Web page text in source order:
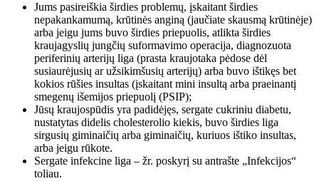
Jums pasireiškia širdies problemų, įskaitant širdies
nepakankamumą, krūtinės anginą (jaučiate skausmą krūtinėje)
arba jeigu jums buvo širdies priepuolis, atlikta širdies
kraujagyslių jungčių suformavimo operacija, diagnozuota
periferinių arterijų liga (prasta kraujotaka pėdose dėl
susiaurėjusių ar užsikimšusių arterijų) arba buvo ištikęs bet
kokios rūšies insultas (įskaitant mini insultą arba praeinantį
smegenų išemijos priepuolį (PSIP);
Jūsų kraujospūdis yra padidėjęs, sergate cukriniu diabetu,
nustatytas didelis cholesterolio kiekis, buvo širdies liga
sirgusių giminaičių arba giminaičių, kuriuos ištiko insultas,
arba jeigu rūkote.
Sergate infekcine liga – žr. poskyrį su antrašte „Infekcijos“
toliau.